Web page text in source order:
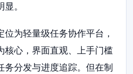
。
位为轻量级任务协作平台，
核心，界面直观、上手门槛
务分发与进度追踪。但在制